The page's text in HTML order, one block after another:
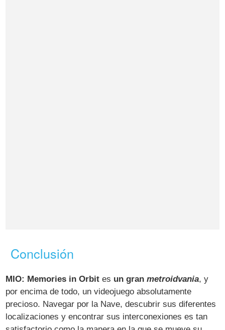
Conclusión
MIO: Memories in Orbit es un granmetroidvania, y
por encima de todo, un videojuego absolutamente
precioso. Navegar por la Nave, descubrir sus diferentes
localizaciones y encontrar sus interconexiones es tan